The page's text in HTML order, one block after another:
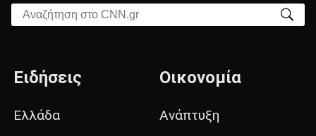
Αναζήτηση στο CNN.gr
Ειδήσεις
Ελλάδα
Οικονομία
Ανάπτυξη